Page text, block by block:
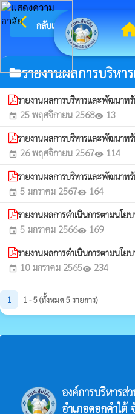
arrow_back_ios กลับเมนูหลัก
folderรายงานผลการบริห
รายงานผลการบริหารและพัฒนา
event 25 พฤศจิกายน 2568visibility 13
รายงานผลการบริหารและพัฒนา
event 26 พฤศจิกายน 2567visibility 114
รายงานผลการบริหารและพัฒนา
event 5 มกราคม 2567visibility 164
รายงานผลการดำเนินการตามน
event 5 มกราคม 2566visibility 169
รายงานผลการดำเนินการตามน
event 10 มกราคม 2565visibility 234
1 1 - 5 (ทั้งหมด 5 รายการ)
องค์การบริหารส่
อำเภอดอกคำใต้